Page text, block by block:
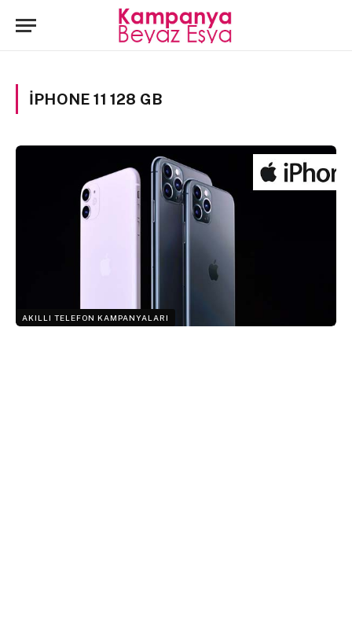
IPHONE 11 128 GB
AKILLI TELEFON KAMPANYALARI